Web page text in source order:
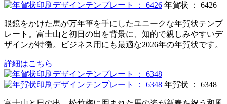
年賀状 ： 6426
眼鏡をかけた馬が万年筆を手にしたユニークな年賀状テンプ
レート。富士山と初日の出を背景に、知的で親しみやすいデ
ザインが特徴。ビジネス用にも最適な2026年の年賀状です。
詳細はこちら
年賀状 ： 6348